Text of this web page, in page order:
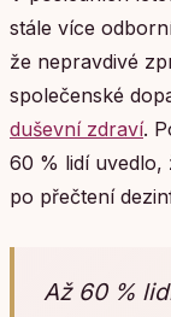
stále více
že nepravdivé
společenské
duševní zdraví.
60 % lidí uvedlo,
po přečtení
Až 60 %